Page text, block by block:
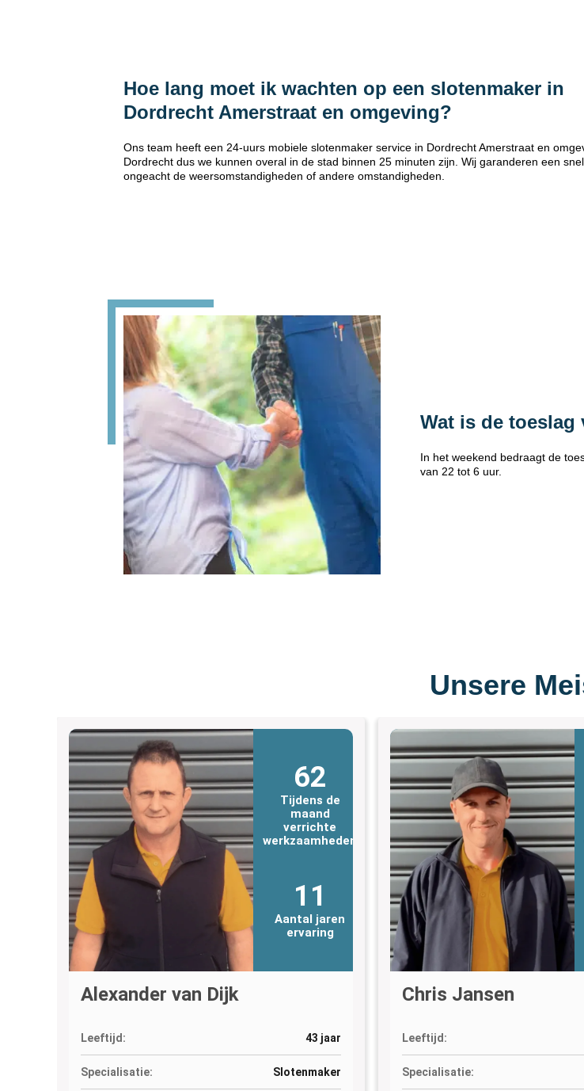
Hoe lang moet ik wachten op een slotenmaker in
Dordrecht Amerstraat en omgeving?
Ons team heeft een 24-uurs mobiele slotenmaker service in Dordrecht Amerstraat en
Dordrecht dus we kunnen overal in de stad binnen 25 minuten zijn. Wij garanderen een
ongeacht de weersomstandigheden of andere omstandigheden.
Wat is de toeslag
In het weekend bedraagt de
van 22 tot 6 uur.
Unsere
62
Tijdens de
maand
verrichte
werkzaamheden
11
Aantal jaren
ervaring
Alexander van Dijk
Leeftijd: 43 jaar
Specialisatie: Slotenmaker
Chris Jansen
Leeftijd:
Specialisatie: